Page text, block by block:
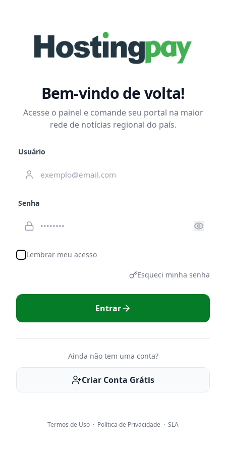
Bem-vindo de volta!
Acesse o painel e comande seu portal na maior
rede de notícias regional do país.
Usuário
Senha
Lembrar meu acesso
Esqueci minha senha
Entrar
Ainda não tem uma conta?
Criar Conta Grátis
Termos de Uso · Política de Privacidade · SLA